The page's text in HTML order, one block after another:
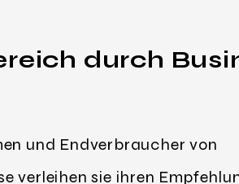
durch
und Endverbraucher von
verleihen sie ihren